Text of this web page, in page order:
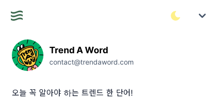
Trend A Word
contact@trendaword.com
오늘 꼭 알아야 하는 트렌드 한 단어!